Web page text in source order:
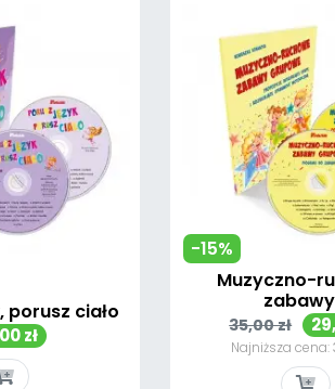
porusz ciało
zł
podgląd
Muzyczno-
Cena
35,00 zł
Najniższa cena:
-15%
Szybki